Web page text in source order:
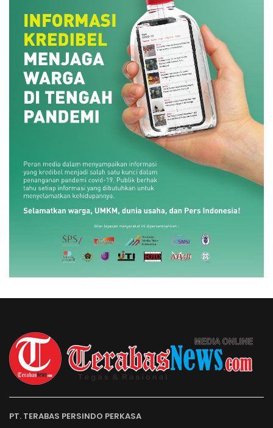
PT. TERABAS PERSINDO PERKASA